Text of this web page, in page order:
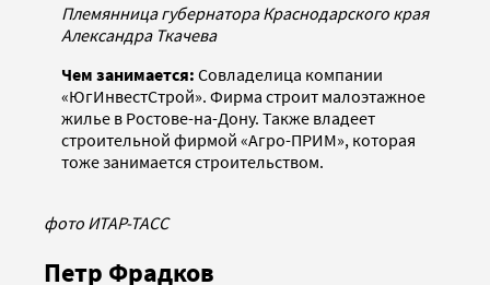
Племянница губернатора Краснодарского края
Александра Ткачева
Чем занимается: Совладелица компании
«ЮгИнвестСтрой». Фирма строит малоэтажное
жилье в Ростове-на-Дону. Также владеет
строительной фирмой «Агро-ПРИМ», которая
тоже занимается строительством.
фото ИТАР-ТАСС
Петр Фрадков